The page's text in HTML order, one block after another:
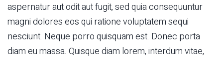
aspernatur aut odit aut fugit, sed quia consequuntur
magni dolores eos qui ratione voluptatem sequi
nesciunt. Neque porro quisquam est. Donec porta
diam eu massa. Quisque diam lorem, interdum vitae,